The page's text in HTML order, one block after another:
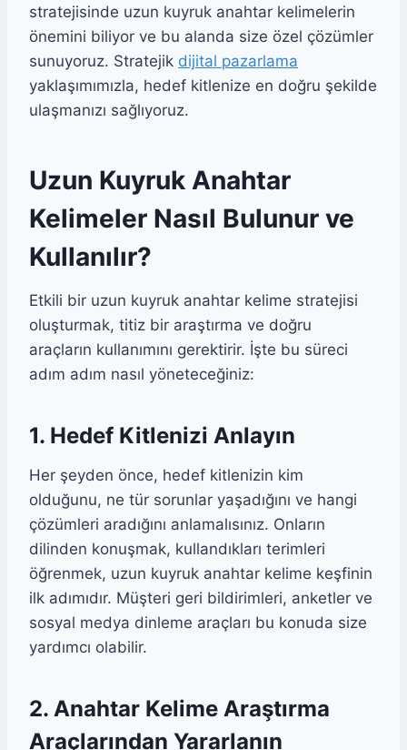
stratejisinde uzun kuyruk anahtar kelimelerin
önemini biliyor ve bu alanda size özel çözümler
sunuyoruz. Stratejik dijital pazarlama
yaklaşımımızla, hedef kitlenize en doğru şekilde
ulaşmanızı sağlıyoruz.
Uzun Kuyruk Anahtar
Kelimeler Nasıl Bulunur ve
Kullanılır?
Etkili bir uzun kuyruk anahtar kelime stratejisi
oluşturmak, titiz bir araştırma ve doğru
araçların kullanımını gerektirir. İşte bu süreci
adım adım nasıl yöneteceğiniz:
1. Hedef Kitlenizi Anlayın
Her şeyden önce, hedef kitlenizin kim
olduğunu, ne tür sorunlar yaşadığını ve hangi
çözümleri aradığını anlamalısınız. Onların
dilinden konuşmak, kullandıkları terimleri
öğrenmek, uzun kuyruk anahtar kelime keşfinin
ilk adımıdır. Müşteri geri bildirimleri, anketler ve
sosyal medya dinleme araçları bu konuda size
yardımcı olabilir.
2. Anahtar Kelime Araştırma
Araçlarından Yararlanın